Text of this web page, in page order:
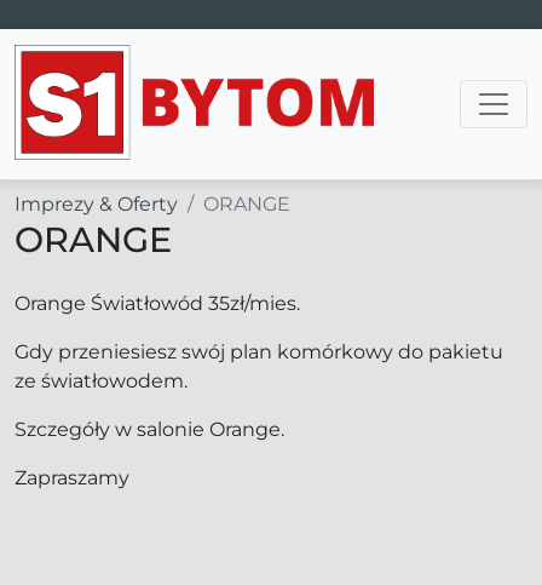
Main Navigation
Imprezy & Oferty ORANGE
ORANGE
Orange Światłowód 35zł/mies.
Gdy przeniesiesz swój plan komórkowy do pakietu
ze światłowodem.
Szczegóły w salonie Orange.
Zapraszamy